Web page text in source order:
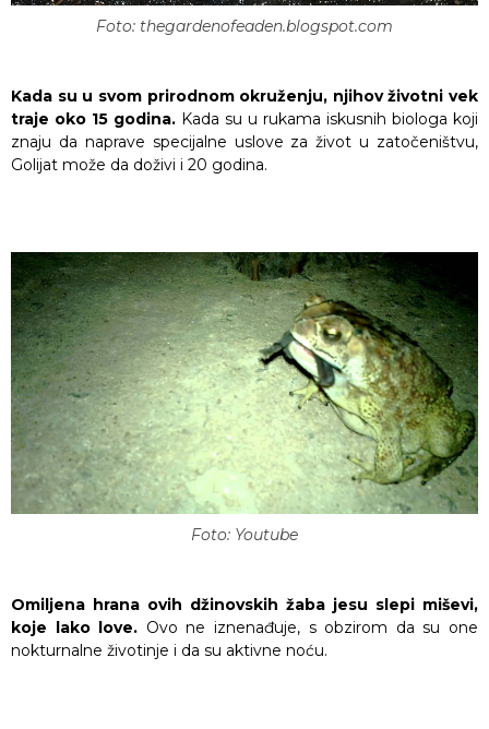
Foto: thegardenofeaden.blogspot.com
Kada su u svom prirodnom okruženju, njihov životni vek
traje oko 15 godina. Kada su u rukama iskusnih biologa koji
znaju da naprave specijalne uslove za život u zatočeništvu,
Golijat može da doživi i 20 godina.
Foto: Youtube
Omiljena hrana ovih džinovskih žaba jesu slepi miševi,
koje lako love. Ovo ne iznenađuje, s obzirom da su one
nokturnalne životinje i da su aktivne noću.